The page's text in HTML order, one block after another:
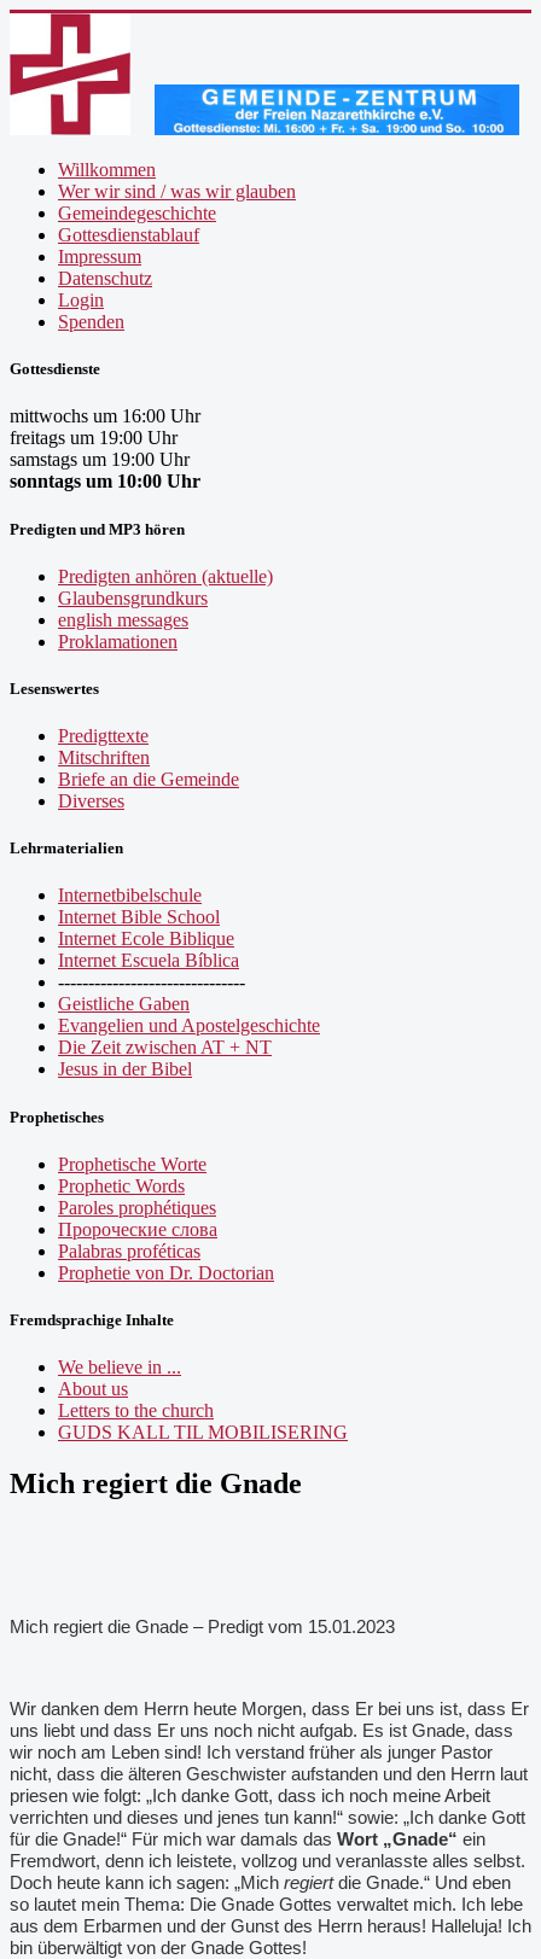
Willkommen
Wer wir sind / was wir glauben
Gemeindegeschichte
Gottesdienstablauf
Impressum
Datenschutz
Login
Spenden
Gottesdienste
mittwochs um 16:00 Uhr
freitags um 19:00 Uhr
samstags um 19:00 Uhr
sonntags um 10:00 Uhr
Predigten und MP3 hören
Predigten anhören (aktuelle)
Glaubensgrundkurs
english messages
Proklamationen
Lesenswertes
Predigttexte
Mitschriften
Briefe an die Gemeinde
Diverses
Lehrmaterialien
Internetbibelschule
Internet Bible School
Internet Ecole Biblique
Internet Escuela Bíblica
-------------------------------
Geistliche Gaben
Evangelien und Apostelgeschichte
Die Zeit zwischen AT + NT
Jesus in der Bibel
Prophetisches
Prophetische Worte
Prophetic Words
Paroles prophétiques
Пророческие слова
Palabras proféticas
Prophetie von Dr. Doctorian
Fremdsprachige Inhalte
We believe in ...
About us
Letters to the church
GUDS KALL TIL MOBILISERING
Mich regiert die Gnade
Mich regiert die Gnade – Predigt vom 15.01.2023
Wir danken dem Herrn heute Morgen, dass Er bei uns ist, dass Er
uns liebt und dass Er uns noch nicht aufgab. Es ist Gnade, dass
wir noch am Leben sind! Ich verstand früher als junger Pastor
nicht, dass die älteren Geschwister aufstanden und den Herrn laut
priesen wie folgt: „Ich danke Gott, dass ich noch meine Arbeit
verrichten und dieses und jenes tun kann!“ sowie: „Ich danke Gott
für die Gnade!“ Für mich war damals das Wort „Gnade“ ein
Fremdwort, denn ich leistete, vollzog und veranlasste alles selbst.
Doch heute kann ich sagen: „Mich regiertdie Gnade.“ Und eben
so lautet mein Thema: Die Gnade Gottes verwaltet mich. Ich lebe
aus dem Erbarmen und der Gunst des Herrn heraus! Halleluja! Ich
bin überwältigt von der Gnade Gottes!